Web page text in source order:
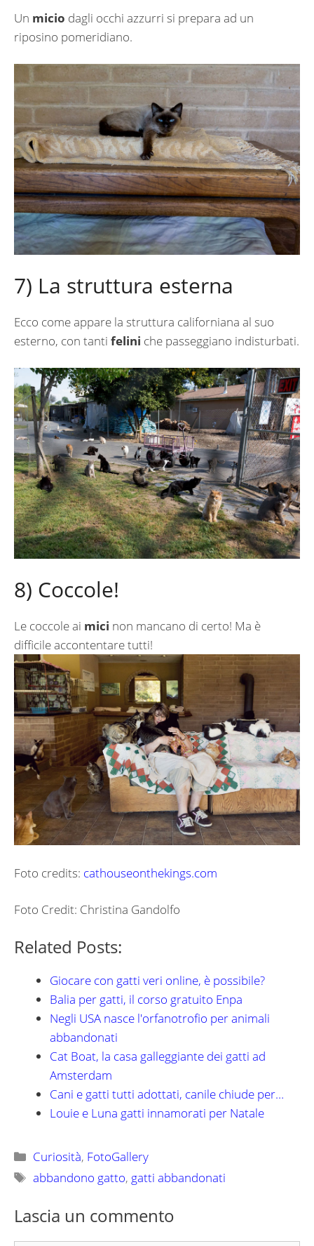
Un micio dagli occhi azzurri si prepara ad un
riposino pomeridiano.
7) La struttura esterna
Ecco come appare la struttura californiana al suo
esterno, con tanti felini che passeggiano indisturbati.
8) Coccole!
Le coccole ai mici non mancano di certo! Ma è
difficile accontentare tutti!
Foto credits: cathouseonthekings.com
Foto Credit: Christina Gandolfo
Related Posts:
Giocare con gatti veri online, è possibile?
Balia per gatti, il corso gratuito Enpa
Negli USA nasce l'orfanotrofio per animali
abbandonati
Cat Boat, la casa galleggiante dei gatti ad
Amsterdam
Cani e gatti tutti adottati, canile chiude per…
Louie e Luna gatti innamorati per Natale
Categorie
Curiosità, FotoGallery
Tag
abbandono gatto, gatti abbandonati
Lascia un commento